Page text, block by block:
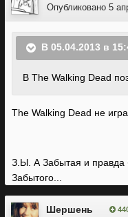
Опубликовано 5
В 05.04.2013 в
В The Walking Dead
The Walking Dead не
З.Ы. А Забытая и
Забытого...
Шершень